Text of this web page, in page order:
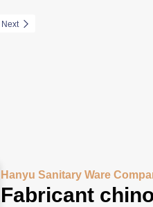
Next
Hanyu Sanitary Ware
Fabricant